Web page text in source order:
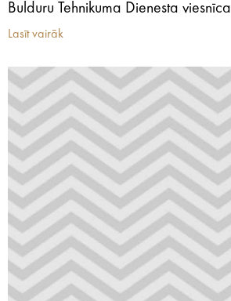
Bulduru Tehnikuma Dienesta viesnīca
Lasīt vairāk